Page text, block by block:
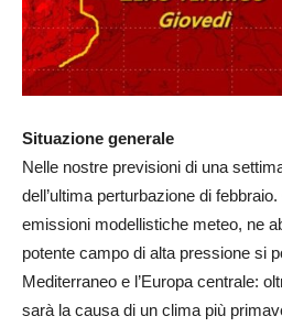
Situazione generale
Nelle nostre previsioni di una
dell’ultima perturbazione di
emissioni modellistiche meteo, ne
potente campo di alta pressione si
Mediterraneo e l’Europa centrale:
sarà la causa di un clima più